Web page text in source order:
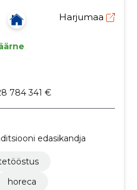
Harjumaa
784 341 €
edasikandja
horeca